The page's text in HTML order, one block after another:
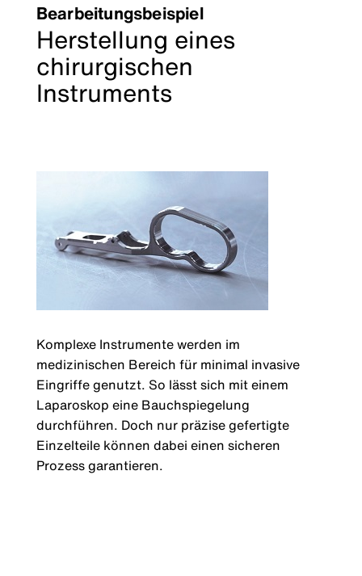
Bearbeitungsbeispiel
Herstellung eines
chirurgischen
Instruments
Komplexe Instrumente werden im
medizinischen Bereich für minimal invasive
Eingriffe genutzt. So lässt sich mit einem
Laparoskop eine Bauchspiegelung
durchführen. Doch nur präzise gefertigte
Einzelteile können dabei einen sicheren
Prozess garantieren.